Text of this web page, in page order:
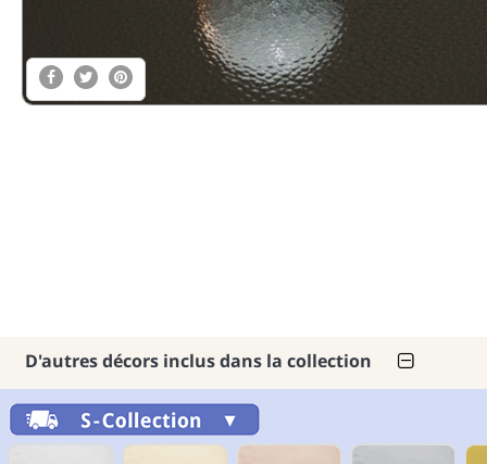
D'autres décors inclus dans la collection